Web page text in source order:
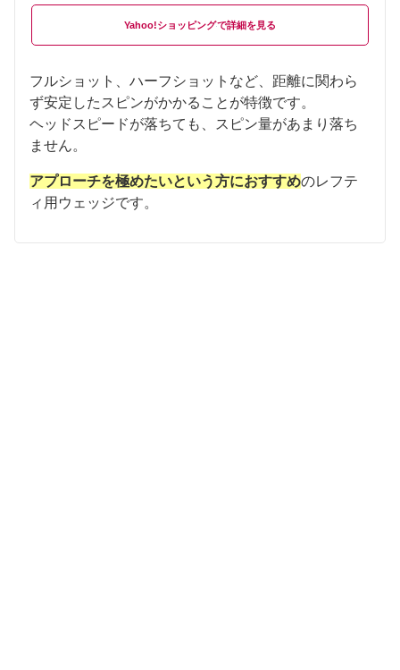
Yahoo!ショッピング
フルショット、ハーフショットなど、距離に関わら
ず安定したスピンがかかることが特徴です。
ヘッドスピードが落ちても、スピン量があまり落ち
ません。
アプローチを極めたいという方におすすめのレフテ
ィ用ウェッジです。